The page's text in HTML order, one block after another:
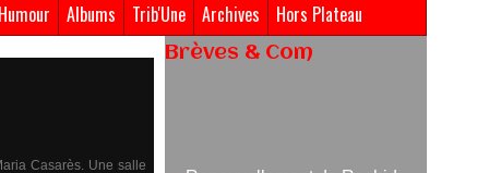
Humour Albums Trib'Une Archives Hors Plateau
Casarès. Une salle
Brèves & Com
05/08/2026